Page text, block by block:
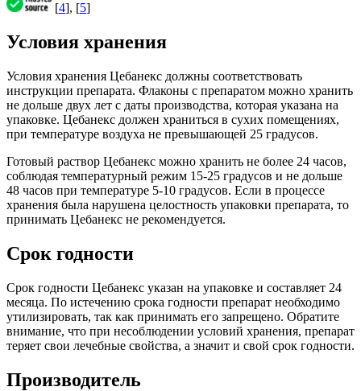
[4], [5]
Условия хранения
Условия хранения Цебанекс должны соответствовать
инструкции препарата. Флаконы с препаратом можно хранить
не дольше двух лет с даты производства, которая указана на
упаковке. Цебанекс должен храниться в сухих помещениях,
при температуре воздуха не превышающей 25 градусов.
Готовый раствор Цебанекс можно хранить не более 24 часов,
соблюдая температурный режим 15-25 градусов и не дольше
48 часов при температуре 5-10 градусов. Если в процессе
хранения была нарушена целостность упаковки препарата, то
принимать Цебанекс не рекомендуется.
Срок годности
Срок годности Цебанекс указан на упаковке и составляет 24
месяца. По истечению срока годности препарат необходимо
утилизировать, так как принимать его запрещено. Обратите
внимание, что при несоблюдении условий хранения, препарат
теряет свои лечебные свойства, а значит и свой срок годности.
Производитель